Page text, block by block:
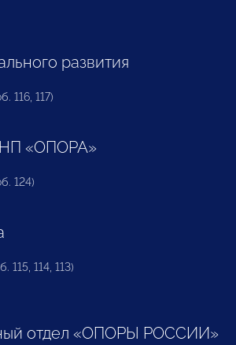
развития
116, 117)
«ОПОРА»
124)
115, 114, 113)
отдел «ОПОРЫ РОССИИ»